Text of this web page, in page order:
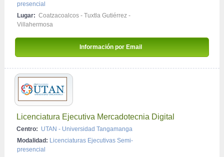
presencial
Lugar: Coatzacoalcos- Tuxtla Gutiérrez-
Villahermosa
Información por Email
Licenciatura Ejecutiva Mercadotecnia Digital
Centro: UTAN - Universidad Tangamanga
Modalidad: Licenciaturas Ejecutivas Semi-
presencial